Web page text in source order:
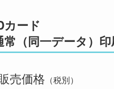
カード
常（同一データ
売価格 （税別）